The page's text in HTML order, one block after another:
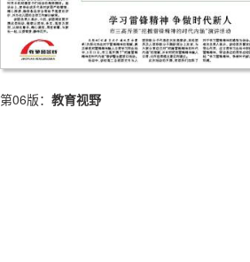
第06版： 教育视野